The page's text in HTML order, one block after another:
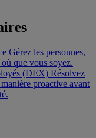
Gérez les personnes,
que vous soyez.
(DEX) Résolvez
proactive avant